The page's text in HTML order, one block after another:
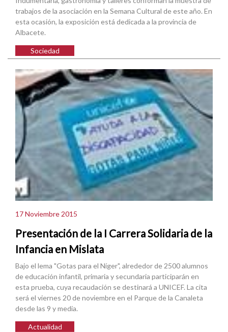
trabajos de la asociación en la Semana Cultural de este año. En
esta ocasión, la exposición está dedicada a la provincia de
Albacete.
Sociedad
17 Noviembre 2015
Presentación de la I Carrera Solidaria de la
Infancia en Mislata
Bajo el lema "Gotas para el Níger", alrededor de 2500 alumnos
de educación infantil, primaria y secundaria participarán en
esta prueba, cuya recaudación se destinará a UNICEF. La cita
será el viernes 20 de noviembre en el Parque de la Canaleta
desde las 9 y media.
Actualidad